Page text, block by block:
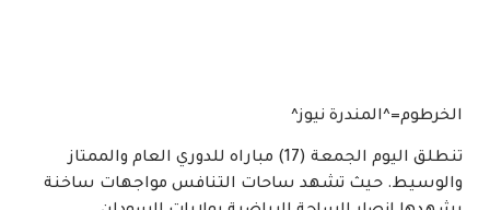
الخرطوم=^المندرة نيوز^
تنطلق اليوم الجمعة (17) مباراه للدوري العام والممتاز
والوسيط. حيث تشهد ساحات التنافس مواجهات ساخنة